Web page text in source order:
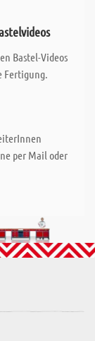
Bastel-Videos
Fertigung.
per Mail oder